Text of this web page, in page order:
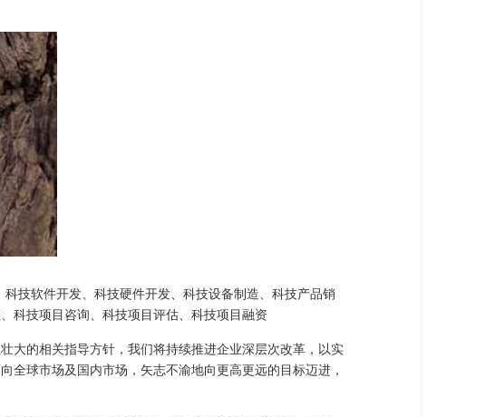
技软件开发、科技硬件开发、科技设备制造、科技产品销
科技项目咨询、科技项目评估、科技项目融资
大的相关指导方针，我们将持续推进企业深层次改革，以实
全球市场及国内市场，矢志不渝地向更高更远的目标迈进，